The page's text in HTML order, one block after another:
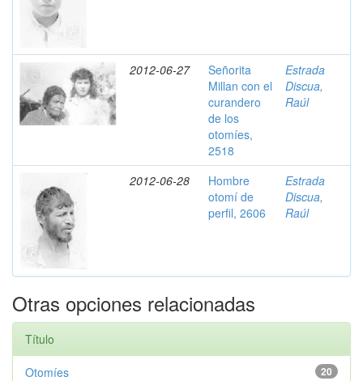
2012-06-27
Señorita
Millan con el
curandero
de los
otomíes,
2518
Estrada
Discua,
Raúl
2012-06-28
Hombre
otomí de
perfil, 2606
Estrada
Discua,
Raúl
Otras opciones relacionadas
Título
20
Otomíes